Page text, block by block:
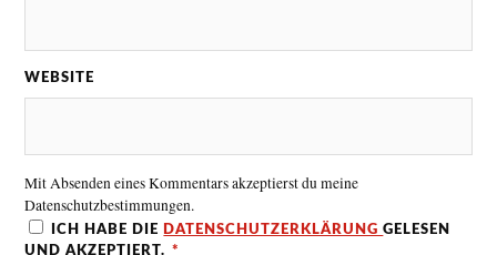
WEBSITE
Mit Absenden eines Kommentars akzeptierst du meine
Datenschutzbestimmungen.
ICH HABE DIE DATENSCHUTZERKLÄRUNGGELESEN
UND AKZEPTIERT. *